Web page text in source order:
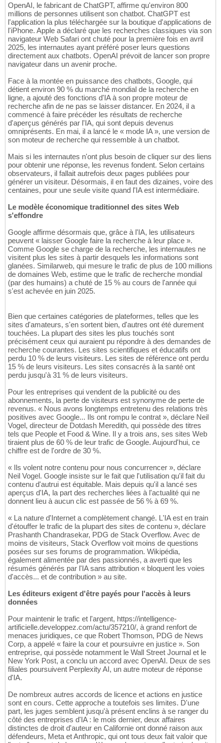
OpenAI, le fabricant de ChatGPT, affirme qu'environ 800
millions de personnes utilisent son chatbot. ChatGPT est
l'application la plus téléchargée sur la boutique d'applications de
l'iPhone. Apple a déclaré que les recherches classiques via son
navigateur Web Safari ont chuté pour la première fois en avril
2025, les internautes ayant préféré poser leurs questions
directement aux chatbots. OpenAI prévoit de lancer son propre
navigateur dans un avenir proche.
Face à la montée en puissance des chatbots, Google, qui
détient environ 90 % du marché mondial de la recherche en
ligne, a ajouté des fonctions d'IA à son propre moteur de
recherche afin de ne pas se laisser distancer. En 2024, il a
commencé à faire précéder les résultats de recherche
d'aperçus générés par l'IA, qui sont depuis devenus
omniprésents. En mai, il a lancé le « mode IA », une version de
son moteur de recherche qui ressemble à un chatbot.
Mais si les internautes n'ont plus besoin de cliquer sur des liens
pour obtenir une réponse, les revenus fondent. Selon certains
observateurs, il fallait autrefois deux pages publiées pour
générer un visiteur. Désormais, il en faut des dizaines, voire des
centaines, pour une seule visite quand l'IA est intermédiaire.
Le modèle économique traditionnel des sites Web
s'effondre
Google affirme désormais que, grâce à l'IA, les utilisateurs
peuvent « laisser Google faire la recherche à leur place ».
Comme Google se charge de la recherche, les internautes ne
visitent plus les sites à partir desquels les informations sont
glanées. Similarweb, qui mesure le trafic de plus de 100 millions
de domaines Web, estime que le trafic de recherche mondial
(par des humains) a chuté de 15 % au cours de l'année qui
s'est achevée en juin 2025.
Bien que certaines catégories de plateformes, telles que les
sites d'amateurs, s'en sortent bien, d'autres ont été durement
touchées. La plupart des sites les plus touchés sont
précisément ceux qui auraient pu répondre à des demandes de
recherche courantes. Les sites scientifiques et éducatifs ont
perdu 10 % de leurs visiteurs. Les sites de référence ont perdu
15 % de leurs visiteurs. Les sites consacrés à la santé ont
perdu jusqu'à 31 % de leurs visiteurs.
Pour les entreprises qui vendent de la publicité ou des
abonnements, la perte de visiteurs est synonyme de perte de
revenus. « Nous avons longtemps entretenu des relations très
positives avec Google... Ils ont rompu le contrat », déclare Neil
Vogel, directeur de Dotdash Meredith, qui possède des titres
tels que People et Food & Wine. Il y a trois ans, ses sites Web
tiraient plus de 60 % de leur trafic de Google. Aujourd'hui, ce
chiffre est de l'ordre de 30 %.
« Ils volent notre contenu pour nous concurrencer », déclare
Neil Vogel. Google insiste sur le fait que l'utilisation qu'il fait du
contenu d'autrui est équitable. Mais depuis qu'il a lancé ses
aperçus d'IA, la part des recherches liées à l'actualité qui ne
donnent lieu à aucun clic est passée de 56 % à 69 %.
« La nature d'Internet a complètement changé. L'IA est en train
d'étouffer le trafic de la plupart des sites de contenu », déclare
Prashanth Chandrasekar, PDG de Stack Overflow. Avec de
moins de visiteurs, Stack Overflow voit moins de questions
posées sur ses forums de programmation. Wikipédia,
également alimentée par des passionnés, a averti que les
résumés générés par l'IA sans attribution « bloquent les voies
d'accès... et de contribution » au site.
Les éditeurs exigent d'être payés pour l'accès à leurs
données
Pour maintenir le trafic et l'argent, https://intelligence-
artificielle.developpez.com/actu/357210/, à grand renfort de
menaces juridiques, ce que Robert Thomson, PDG de News
Corp, a appelé « faire la cour et poursuivre en justice ». Son
entreprise, qui possède notamment le Wall Street Journal et le
New York Post, a conclu un accord avec OpenAI. Deux de ses
filiales poursuivent Perplexity AI, un autre moteur de réponse
d'IA.
De nombreux autres accords de licence et actions en justice
sont en cours. Cette approche a toutefois ses limites. D'une
part, les juges semblent jusqu'à présent enclins à se ranger du
côté des entreprises d'IA : le mois dernier, deux affaires
distinctes de droit d'auteur en Californie ont donné raison aux
défendeurs, Meta et Anthropic, qui ont tous deux fait valoir que